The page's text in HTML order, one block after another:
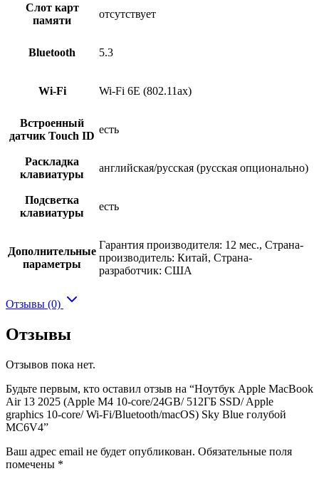
Слот карт
памяти
отсутствует
Bluetooth 5.3
Wi-Fi Wi-Fi 6E (802.11ax)
Встроенный
датчик Touch ID
есть
Раскладка
клавиатуры
английская/русская (русская опционально)
Подсветка
клавиатуры
есть
Дополнительные
параметры
Гарантия производителя: 12 мес., Страна-
производитель: Китай, Страна-
разработчик: США
Отзывы (0)
Отзывы
Отзывов пока нет.
Будьте первым, кто оставил отзыв на “Ноутбук Apple MacBook
Air 13 2025 (Apple M4 10-core/24GB/ 512ГБ SSD/ Apple
graphics 10-core/ Wi-Fi/Bluetooth/macOS) Sky Blue голубой
MC6V4”
Ваш адрес email не будет опубликован. Обязательные поля
помечены *